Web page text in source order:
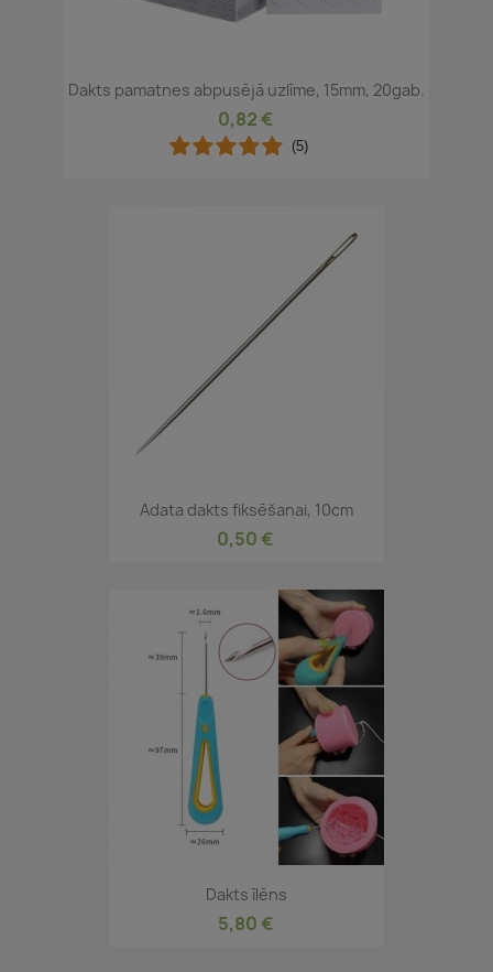
Dakts pamatnes abpusējā uzlīme, 15mm, 20gab.
0,82 €
(5)
Adata dakts fiksēšanai, 10cm
0,50 €
Dakts īlēns
5,80 €